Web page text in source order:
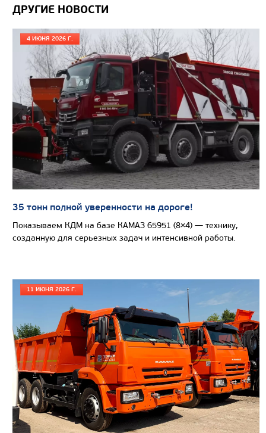
Узнать цену
САМОСВАЛ КАМАЗ-65801
Цена по запросу
Производитель
Экологический класс
Грузоподъемность, кг
Вместимость кузова, м3
ДРУГИЕ НОВОСТИ
4 ИЮНЯ 2026 Г.
35 тонн полной уверенности на дороге!
Показываем КДМ на базе КАМАЗ 65951 (8×4) — технику,
созданную для серьезных задач и интенсивной работы.
11 ИЮНЯ 2026 Г.